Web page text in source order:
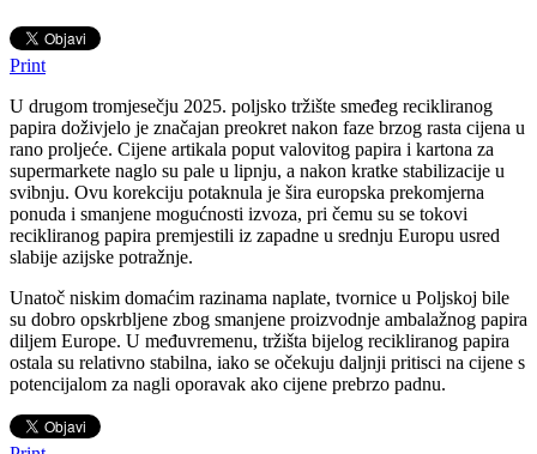
Print
U drugom tromjesečju 2025. poljsko tržište smeđeg recikliranog
papira doživjelo je značajan preokret nakon faze brzog rasta cijena u
rano proljeće. Cijene artikala poput valovitog papira i kartona za
supermarkete naglo su pale u lipnju, a nakon kratke stabilizacije u
svibnju. Ovu korekciju potaknula je šira europska prekomjerna
ponuda i smanjene mogućnosti izvoza, pri čemu su se tokovi
recikliranog papira premjestili iz zapadne u srednju Europu usred
slabije azijske potražnje.
Unatoč niskim domaćim razinama naplate, tvornice u Poljskoj bile
su dobro opskrbljene zbog smanjene proizvodnje ambalažnog papira
diljem Europe. U međuvremenu, tržišta bijelog recikliranog papira
ostala su relativno stabilna, iako se očekuju daljnji pritisci na cijene s
potencijalom za nagli oporavak ako cijene prebrzo padnu.